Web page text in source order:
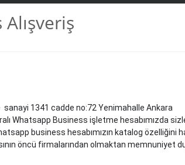
1341 cadde no:72 Yenimahalle Ankara
business hesabımızın katalog özelliğini
öncü firmalarından olmaktan memnuniyet